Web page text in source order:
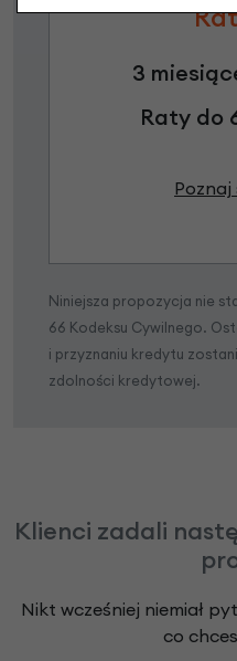
3
Raty do
Poznaj
Niniejsza propozycja nie
66 Kodeksu Cywilnego.
i przyznaniu kredytu
zdolności kredytowej.
Klienci zadali
Nikt wcześniej niemiał
co